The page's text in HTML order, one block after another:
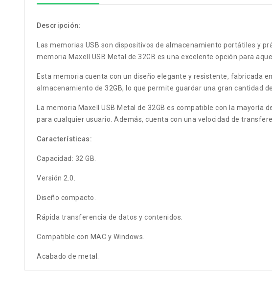
Descripción:
Las memorias USB son dispositivos de almacenamiento portátiles y
memoria Maxell USB Metal de 32GB es una excelente opción para
Esta memoria cuenta con un diseño elegante y resistente, fabricada
almacenamiento de 32GB, lo que permite guardar una gran cantidad
La memoria Maxell USB Metal de 32GB es compatible con la
para cualquier usuario. Además, cuenta con una velocidad de
Características:
Capacidad: 32 GB.
Versión 2.0.
Diseño compacto.
Rápida transferencia de datos y contenidos.
Compatible con MAC y Windows.
Acabado de metal.